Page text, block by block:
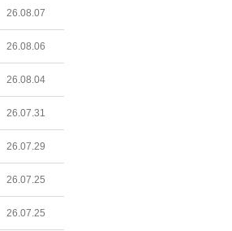
26.08.07
26.08.06
26.08.04
26.07.31
26.07.29
26.07.25
26.07.25